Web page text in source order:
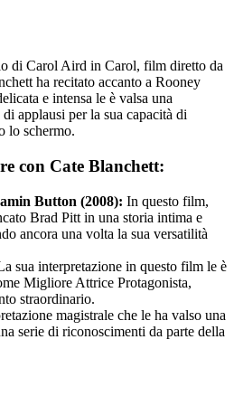
di Carol Aird in Carol, film diretto da
ha recitato accanto a Rooney
e intensa le è valsa una
applausi per la sua capacità di
lo schermo.
con Cate Blanchett:
Button (2008): In questo film,
Brad Pitt in una storia intima e
ancora una volta la sua versatilità
sua interpretazione in questo film le è
Migliore Attrice Protagonista,
straordinario.
magistrale che le ha valso una
serie di riconoscimenti da parte della